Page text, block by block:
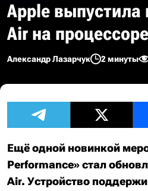
Apple
Air на
Александр Лазарчук 2 минуты
Ещё одной новинкой
Performance» стал
Air. Устройство